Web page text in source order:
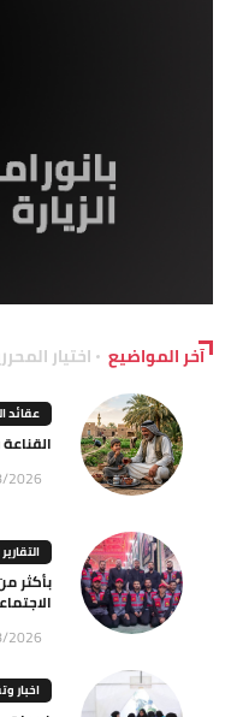
آخر المواضيع اختيار
عقائد
2026
2026
اخبار